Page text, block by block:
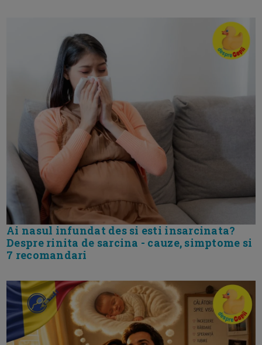
Ai nasul infundat des si esti insarcinata?
Despre rinita de sarcina - cauze, simptome si
7 recomandari